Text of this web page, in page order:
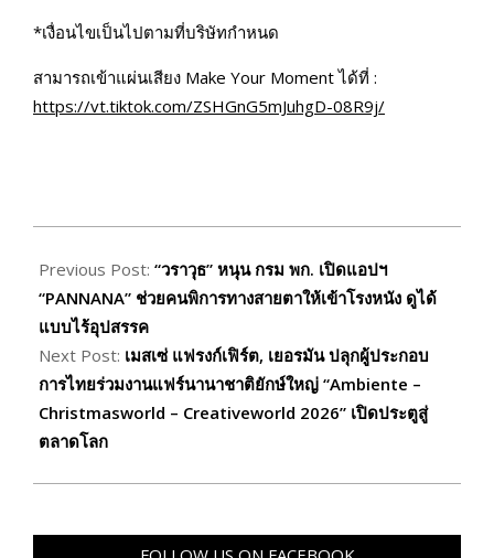
*เงื่อนไขเป็นไปตามที่บริษัทกำหนด
สามารถเข้าแผ่นเสียง Make Your Moment ได้ที่ :
https://vt.tiktok.com/ZSHGnG5mJuhgD-08R9j/
08-
28
Previous Post: “วราวุธ” หนุน กรม พก. เปิดแอปฯ
“PANNANA” ช่วยคนพิการทางสายตาให้เข้าโรงหนัง ดูได้
แบบไร้อุปสรรค
Next Post: เมสเซ่ แฟรงก์เฟิร์ต, เยอรมัน ปลุกผู้ประกอบ
การไทยร่วมงานแฟร์นานาชาติยักษ์ใหญ่ “Ambiente –
Christmasworld – Creativeworld 2026” เปิดประตูสู่
ตลาดโลก